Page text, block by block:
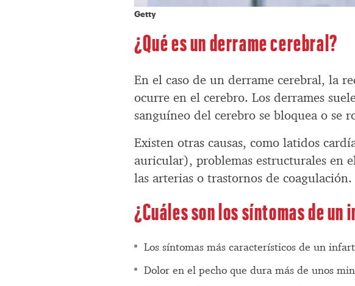
Getty
¿Qué es un derrame cerebral?
En el caso de un derrame cerebral, la
ocurre en el cerebro. Los derrames
sanguíneo del cerebro se bloquea o se
Existen otras causas, como latidos
auricular), problemas estructurales en
las arterias o trastornos de coagulación.
¿Cuáles son los síntomas de un
Los síntomas más característicos de un
Dolor en el pecho que dura más de unos